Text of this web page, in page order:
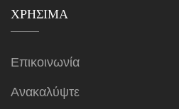
ΧΡΉΣΙΜΑ
Επικοινωνία
Ανακαλύψτε